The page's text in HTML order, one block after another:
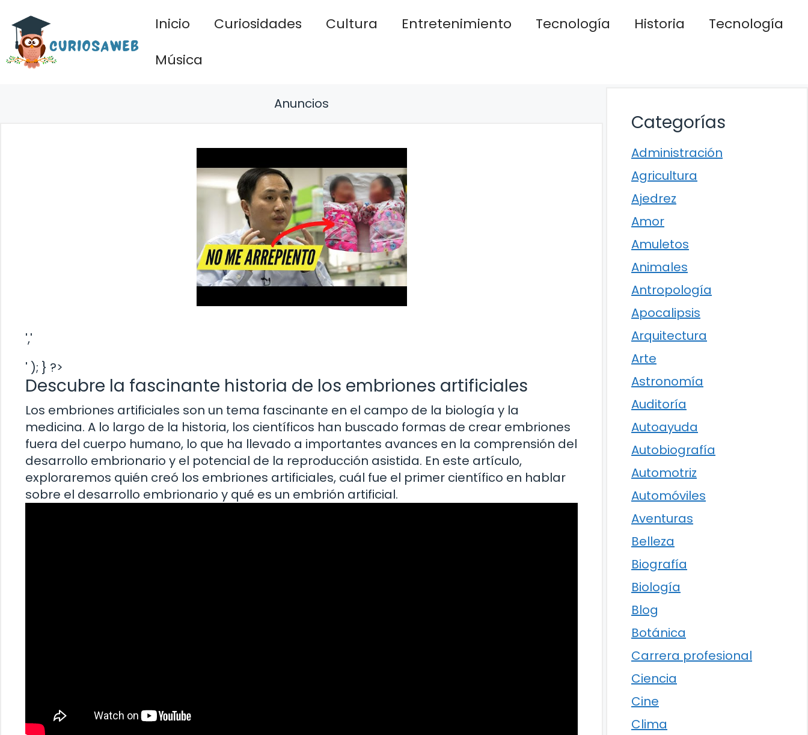
contenido
Inicio Curiosidades Cultura Entretenimiento Tecnología Historia
Tecnología
Música
Anuncios
','
' ); } ?>
Descubre la fascinante historia de los embriones artificiales
Los embriones artificiales son un tema fascinante en el campo de la biología y la
medicina. A lo largo de la historia, los científicos han buscado formas de crear embriones
fuera del cuerpo humano, lo que ha llevado a importantes avances en la comprensión del
desarrollo embrionario y el potencial de la reproducción asistida. En este artículo,
exploraremos quién creó los embriones artificiales, cuál fue el primer científico en hablar
sobre el desarrollo embrionario y qué es un embrión artificial.
Categorías
Administración
Agricultura
Ajedrez
Amor
Amuletos
Animales
Antropología
Apocalipsis
Arquitectura
Arte
Astronomía
Auditoría
Autoayuda
Autobiografía
Automotriz
Automóviles
Aventuras
Belleza
Biografía
Biología
Blog
Botánica
Carrera profesional
Ciencia
Cine
Clima